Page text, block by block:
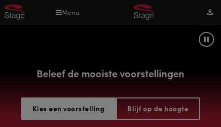
Overslaan
en
Menu
Mijn
Beleef de mooiste voorstellingen
Kies een voorstelling Blijf op de hoogte